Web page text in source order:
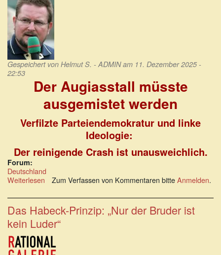
Gespeichert von Helmut S. - ADMINam 11. Dezember 2025 -
22:53
Der Augiasstall müsste
ausgemistet werden
Verfilzte Parteiendemokratur und linke
Ideologie:
Der reinigende Crash ist unausweichlich.
Forum:
Deutschland
Weiterlesen über
Augiasstall
müsste
ausgemistet
werden
Zum Verfassen von Kommentaren bitteAnmelden.
Das Habeck-Prinzip: „Nur der Bruder ist
kein Luder“